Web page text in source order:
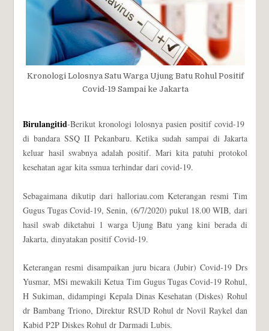
Kronologi Lolosnya Satu Warga Ujung Batu Rohul Positif
Covid-19 Sampai ke Jakarta
Birulangitid-Berikut kronologi lolosnya pasien positif covid-19
di bandara SSQ II Pekanbaru. Ketika sudah sampai di Jakarta
keluar hasil swabnya adalah positif. Mari kita patuhi protokol
kesehatan agar kita ssmua terhindar dari covid-19.
Sebagaimana dikutip dari halloriau.com Keterangan resmi Tim
Gugus Tugas Covid-19, Senin, (6/7/2020) pukul 18.00 WIB, dari
hasil swab diketahui 1 warga Ujung Batu yang kini berada di
Jakarta, dinyatakan positif Covid-19.
Keterangan resmi disampaikan juru bicara (Jubir) Covid-19 Drs
Yusmar, MSi mewakili Ketua Tim Gugus Tugas Covid-19 Rohul,
H Sukiman, didampingi Kepala Dinas Kesehatan (Diskes) Rohul
dr Bambang Triono, Direktur RSUD Rohul dr Novil Raykel dan
Kabid P2P Diskes Rohul dr Darmadi Lubis.